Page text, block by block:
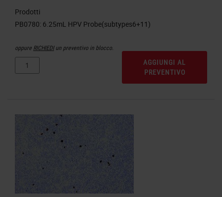
Prodotti
oppure RICHIEDIun preventivo in blocco.
AGGIUNGI AL
PREVENTIVO